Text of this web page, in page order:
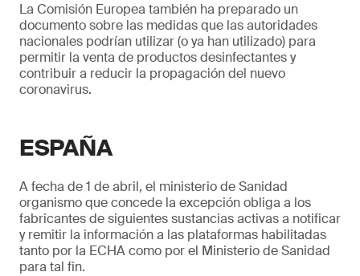
La Comisión Europea también ha preparado un
documento sobre las medidas que las autoridades
nacionales podrían utilizar (o ya han utilizado) para
permitir la venta de productos desinfectantes y
contribuir a reducir la propagación del nuevo
coronavirus.
ESPAÑA
A fecha de 1 de abril, el ministerio de Sanidad
organismo que concede la excepción obliga a los
fabricantes de siguientes sustancias activas a notificar
y remitir la información a las plataformas habilitadas
tanto por la ECHA como por el Ministerio de Sanidad
para tal fin.